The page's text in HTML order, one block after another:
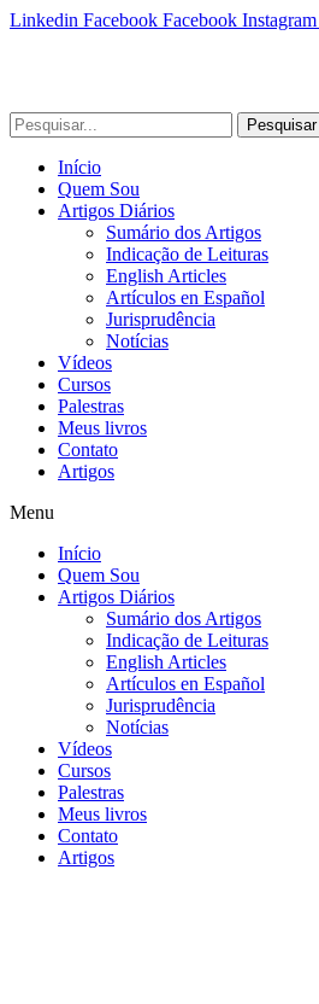
Linkedin Facebook Facebook Instagram
Pesquisar
Início
Quem Sou
Artigos Diários
Sumário dos Artigos
Indicação de Leituras
English Articles
Artículos en Español
Jurisprudência
Notícias
Vídeos
Cursos
Palestras
Meus livros
Contato
Artigos
Menu
Início
Quem Sou
Artigos Diários
Sumário dos Artigos
Indicação de Leituras
English Articles
Artículos en Español
Jurisprudência
Notícias
Vídeos
Cursos
Palestras
Meus livros
Contato
Artigos